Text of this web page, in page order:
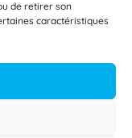
de retirer son
caractéristiques
l'Éducation